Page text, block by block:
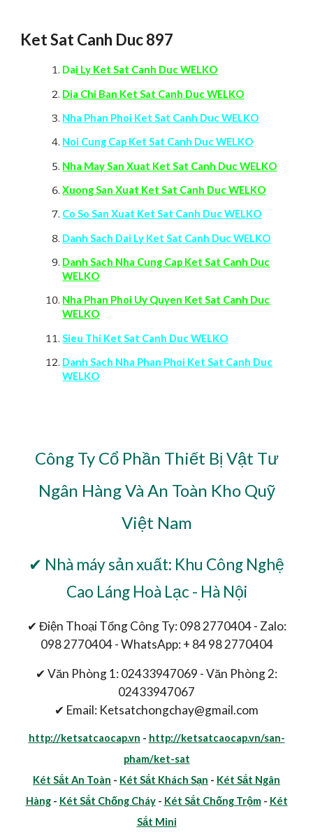
Ket Sat Canh Duc 897
Dai Ly Ket Sat Canh Duc WELKO
Dia Chi Ban Ket Sat Canh Duc WELKO
Nha Phan Phoi Ket Sat Canh Duc WELKO
Noi Cung Cap Ket Sat Canh Duc WELKO
Nha May San Xuat Ket Sat Canh Duc WELKO
Xuong San Xuat Ket Sat Canh Duc WELKO
Co So San Xuat Ket Sat Canh Duc WELKO
Danh Sach Dai Ly Ket Sat Canh Duc WELKO
Danh Sach Nha Cung Cap Ket Sat Canh Duc
WELKO
Nha Phan Phoi Uy Quyen Ket Sat Canh Duc
WELKO
Sieu Thi Ket Sat Canh Duc WELKO
Danh Sach Nha Phan Phoi Ket Sat Canh Duc
WELKO
Công Ty Cổ Phần Thiết Bị Vật Tư
Ngân Hàng Và An Toàn Kho Quỹ
Việt Nam
✔ Nhà máy sản xuất: Khu Công Nghệ
Cao Láng Hoà Lạc - Hà Nội
✔ Điện Thoại Tổng Công Ty: 098 2770404 - Zalo:
098 2770404 - WhatsApp: + 84 98 2770404
✔ Văn Phòng 1: 02433947069 - Văn Phòng 2:
02433947067
✔ Email: Ketsatchongchay@gmail.com
http://ketsatcaocap.vn - http://ketsatcaocap.vn/san-
pham/ket-sat
Két Sắt An Toàn - Két Sắt Khách Sạn - Két Sắt Ngân
Hàng- Két Sắt Chống Cháy- Két Sắt Chống Trộm- Két
Sắt Mini